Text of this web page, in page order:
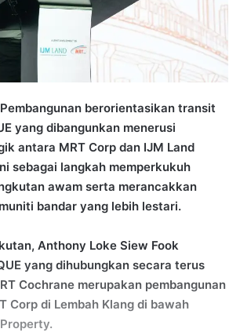
Pembangunan berorientasikan transit
yang dibangunkan menerusi
antara MRT Corp dan IJM Land
sebagai langkah memperkukuh
awam serta merancakkan
bandar yang lebih lestari.
Anthony Loke Siew Fook
yang dihubungkan secara terus
Cochrane merupakan pembangunan
Corp di Lembah Klang di bawah